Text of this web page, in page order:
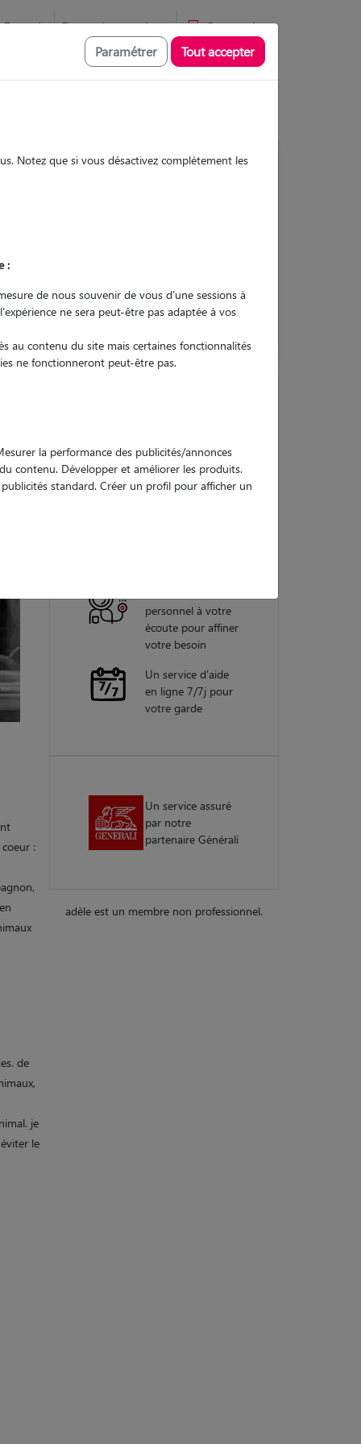
Favoris Devenir pet sitter Connexion
:
de
je
le
engagement
garanties
personnel à votre
écoute pour affiner
votre besoin
Un service d'aide
en ligne 7/7j pour
votre garde
Un service assuré
par notre
partenaire Générali
adèle est un membre non professionnel.
Paramétrer Tout accepter
Notez que si vous désactivez complètement les
:
de nous souvenir de vous d'une sessions à
ne sera peut-être pas adaptée à vos
au contenu du site mais certaines fonctionnalités
ne fonctionneront peut-être pas.
la performance des publicités/annonces
contenu. Développer et améliorer les produits.
standard. Créer un profil pour afficher un